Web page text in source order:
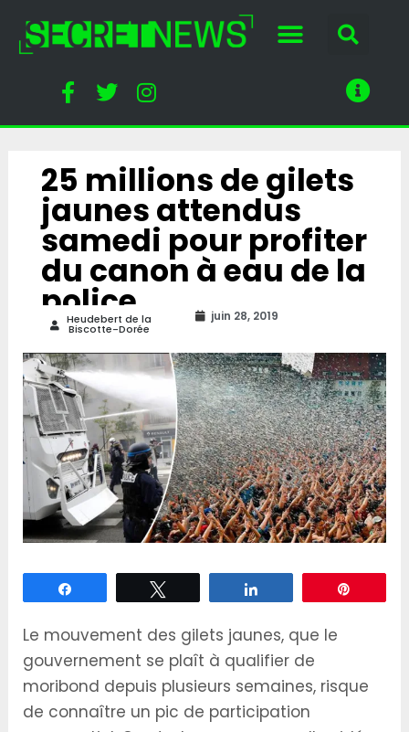
25 millions de gilets
jaunes attendus
samedi pour profiter
du canon à eau de la
police
Heudebert de la
Biscotte-Dorée
juin 28, 2019
Le mouvement des gilets jaunes, que le
gouvernement se plaît à qualifier de
moribond depuis plusieurs semaines, risque
de connaître un pic de participation